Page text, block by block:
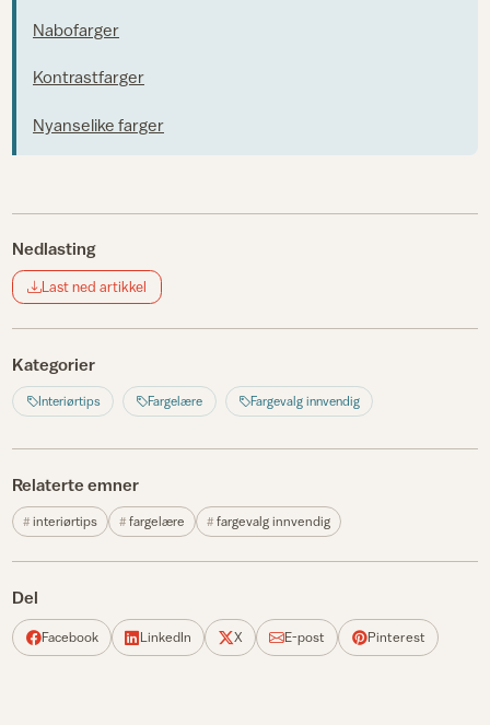
Nabofarger
Kontrastfarger
Nyanselike farger
Nedlasting
Last ned artikkel
Kategorier
Interiørtips Fargelære Fargevalg innvendig
Relaterte emner
interiørtips fargelære fargevalg innvendig
Del
Facebook LinkedIn X E-post Pinterest